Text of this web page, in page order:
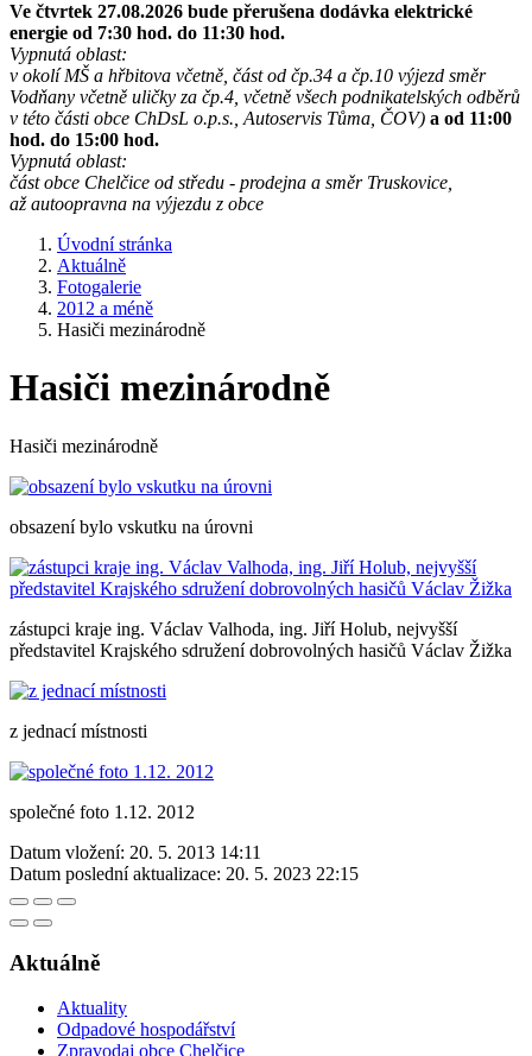
Ve čtvrtek 27.08.2026 bude přerušena dodávka elektrické
energie od 7:30 hod. do 11:30 hod.
Vypnutá oblast:
v okolí MŠ a hřbitova včetně, část od čp.34 a čp.10 výjezd směr
Vodňany včetně uličky za čp.4, včetně všech podnikatelských odběrů
v této části obce ChDsL o.p.s., Autoservis Tůma, ČOV) a od 11:00
hod. do 15:00 hod.
Vypnutá oblast:
část obce Chelčice od středu - prodejna a směr Truskovice,
až autoopravna na výjezdu z obce
Úvodní stránka
Aktuálně
Fotogalerie
2012 a méně
Hasiči mezinárodně
Hasiči mezinárodně
Hasiči mezinárodně
obsazení bylo vskutku na úrovni
zástupci kraje ing. Václav Valhoda, ing. Jiří Holub, nejvyšší
představitel Krajského sdružení dobrovolných hasičů Václav Žižka
z jednací místnosti
společné foto 1.12. 2012
Datum vložení: 20. 5. 2013 14:11
Datum poslední aktualizace: 20. 5. 2023 22:15
Aktuálně
Aktuality
Odpadové hospodářství
Zpravodaj obce Chelčice